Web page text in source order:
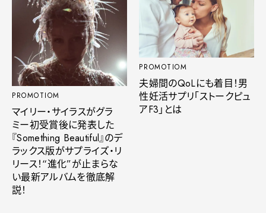
PROMOTIOM
マイリー・サイラスがグラ
ミー初受賞後に発表した
『Something Beautiful』のデ
ラックス版がサプライズ・リ
リース！“進化”が止まらな
い最新アルバムを徹底解
説！
PROMOTIOM
夫婦間のQoLにも着目！男
性妊活サプリ「ストークピュ
アF3」とは